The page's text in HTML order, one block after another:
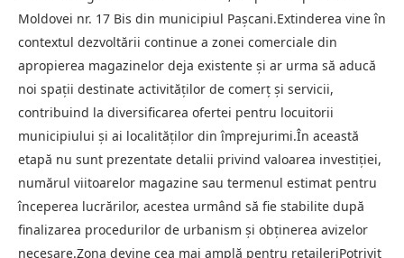
Moldovei nr. 17 Bis din municipiul Pașcani.Extinderea vine în
contextul dezvoltării continue a zonei comerciale din
apropierea magazinelor deja existente și ar urma să aducă
noi spații destinate activităților de comerț și servicii,
contribuind la diversificarea ofertei pentru locuitorii
municipiului și ai localităților din împrejurimi.În această
etapă nu sunt prezentate detalii privind valoarea investiției,
numărul viitoarelor magazine sau termenul estimat pentru
începerea lucrărilor, acestea urmând să fie stabilite după
finalizarea procedurilor de urbanism și obținerea avizelor
necesare.Zona devine cea mai amplă pentru retaileriPotrivit